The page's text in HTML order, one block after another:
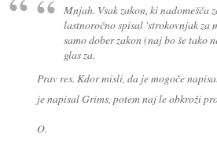
Mnjah. Vsak zakon, ki nadomešča
lastnoročno spisal 'strokovnjak za
samo dober zakon (naj bo še tako
glas za.
Prav res. Kdor misli, da je mogoče
je napisal Grims, potem naj le obkroži
O.